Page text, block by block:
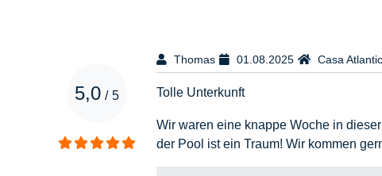
5,0 / 5
Thomas 01.08.2025 Casa
Tolle Unterkunft
Wir waren eine knappe Woche in
der Pool ist ein Traum! Wir kommen